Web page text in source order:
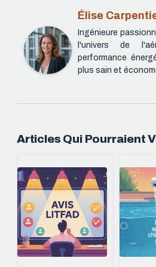
Élise
Ingénieure
l'univers de
performance
plus sain et
Articles Qui Pourraient